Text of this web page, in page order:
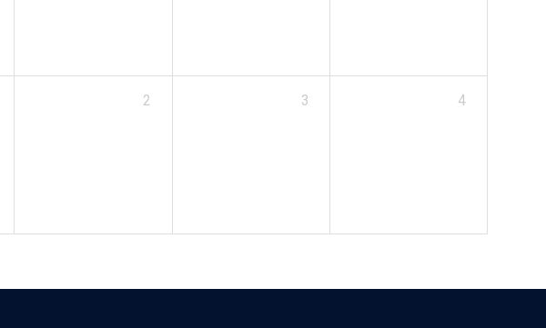
2 3 4